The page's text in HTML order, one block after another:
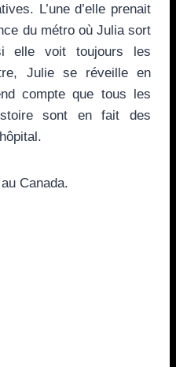
L’une d’elle prenait
du métro où Julia sort
elle voit toujours les
Julie se réveille en
compte que tous les
sont en fait des
Canada.